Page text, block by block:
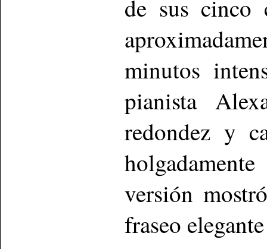
de sus cinco
minutos
pianista
redondez y
versión
fraseo elegante